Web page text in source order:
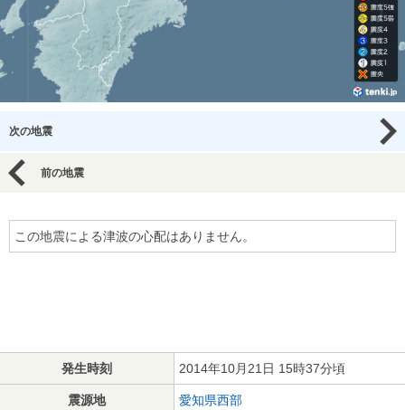
次の地震
前の地震
この地震による津波の心配はありません。
発生時刻 2014年10月21日 15時37分頃
震源地 愛知県西部